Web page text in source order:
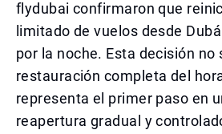
flydubai confirmaron que
limitado de vuelos desde
por la noche. Esta decisión no
restauración completa del
representa el primer paso en
reapertura gradual y